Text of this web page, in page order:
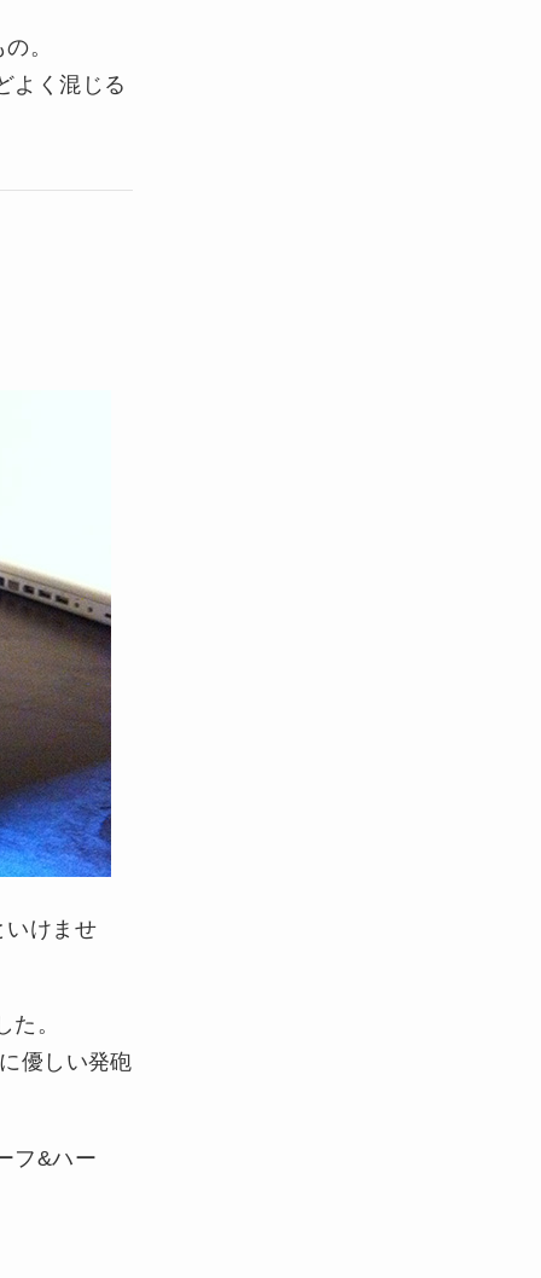
。
よく混じる
いけませ
。
優しい発砲
フ&ハー